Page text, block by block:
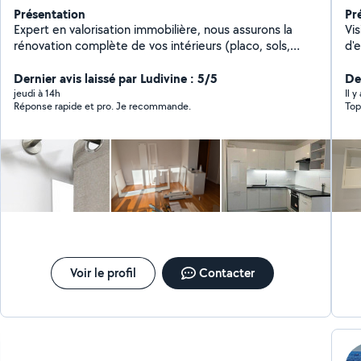
Présentation
Expert en valorisation immobilière, nous assurons la
rénovation complète de vos intérieurs (placo, sols,
multimédias) avec une précision d'artisan. J'offre
également un service de conciergerie clé en main
incluant l'entretien rigoureux de vos biens Airbnb pour
Dernier avis laissé par Ludivine : 5/5
jeudi à 14h
Réponse rapide et pro. Je recommande.
Voir le profil Contacter
Il y
Top